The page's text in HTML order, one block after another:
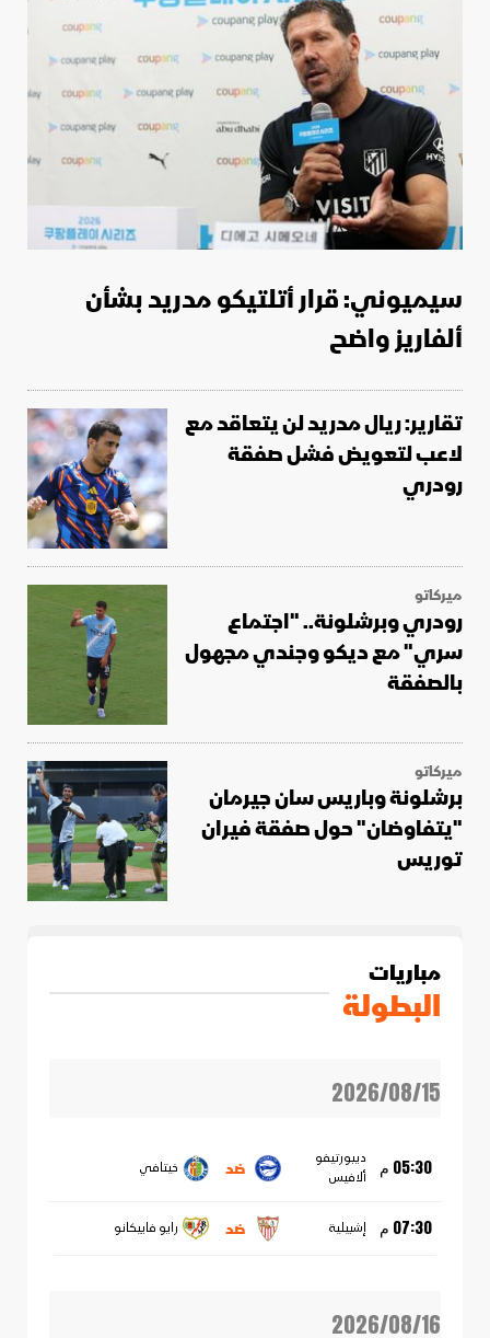
سيميوني: قرار أتلتيكو مدريد بشأن
ألفاريز واضح
تقارير: ريال مدريد لن يتعاقد مع
لاعب لتعويض فشل صفقة
رودري
ميركاتو
رودري وبرشلونة.. "اجتماع
سري" مع ديكو وجندي مجهول
بالصفقة
ميركاتو
برشلونة وباريس سان جيرمان
"يتفاوضان" حول صفقة فيران
توريس
مباريات
البطولة
2026/08/15
05:30 م
ديبورتيفو
ألافيس
ضد خيتافي
07:30 م إشبيلية ضد رايو فاييكانو
2026/08/16